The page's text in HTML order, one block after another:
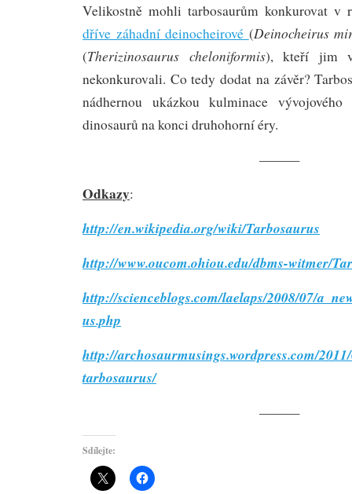
Velikostně mohli tarbosaurům konkurovat v
dříve záhadní deinocheirové (Deinocheirus
(Therizinosaurus cheloniformis), kteří jim
nekonkurovali. Co tedy dodat na závěr?
nádhernou ukázkou kulminace vývojového
dinosaurů na konci druhohorní éry.
———
Odkazy:
http://en.wikipedia.org/wiki/Tarbosaurus
http://www.oucom.ohiou.edu/dbms-witmer/
http://scienceblogs.com/laelaps/2008/07/
us.php
http://archosaurmusings.wordpress.com/
tarbosaurus/
———
Sdílejte: